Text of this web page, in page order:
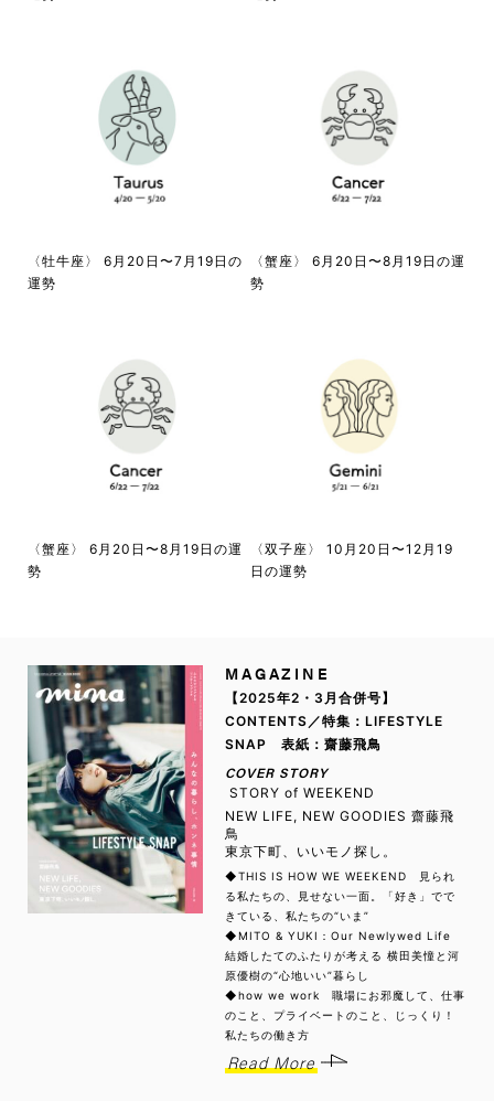
〈牡牛座〉 6月20日〜7月19日の
運勢
〈蟹座〉 6月20日〜8月19日の運
勢
〈蟹座〉 6月20日〜8月19日の運
勢
〈双子座〉 10月20日〜12月19
日の運勢
MAGAZINE
【2025年2・3月合併号】
CONTENTS／特集：LIFESTYLE
SNAP 表紙：齋藤飛鳥
COVER STORY
STORY of WEEKEND
NEW LIFE, NEW GOODIES 齋藤飛
鳥
東京下町、いいモノ探し。
◆THIS IS HOW WE WEEKEND 見られ
る私たちの、見せない一面。「好き」でで
きている、私たちの“いま”
◆MITO & YUKI：Our Newlywed Life
結婚したてのふたりが考える 横田美憧と河
原優樹の“心地いい”暮らし
◆how we work 職場にお邪魔して、仕事
のこと、プライベートのこと、じっくり！
私たちの働き方
Read More